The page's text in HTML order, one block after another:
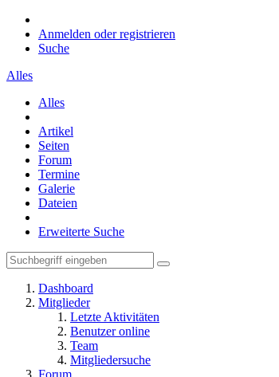
Anmelden oder registrieren
Suche
Alles
Alles
Artikel
Seiten
Forum
Termine
Galerie
Dateien
Erweiterte Suche
Dashboard
Mitglieder
Letzte Aktivitäten
Benutzer online
Team
Mitgliedersuche
Forum